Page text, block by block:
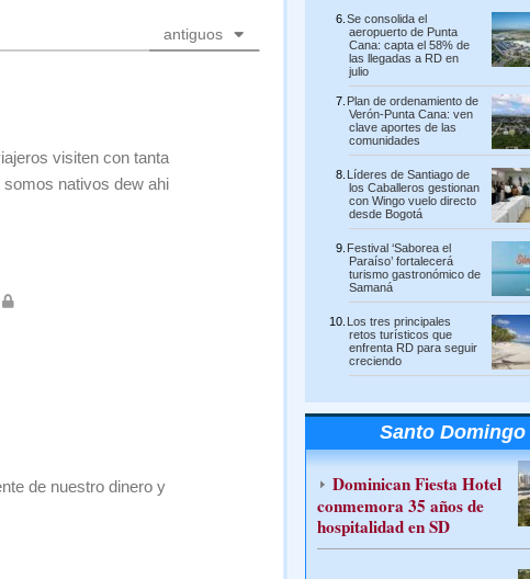
antiguos
visiten con tanta
nativos dew ahi
de nuestro dinero y
Se consolida el
aeropuerto de Punta
Cana: capta el 58% de
las llegadas a RD en
julio
Plan de ordenamiento de
Verón-Punta Cana: ven
clave aportes de las
comunidades
Líderes de Santiago de
los Caballeros gestionan
con Wingo vuelo directo
desde Bogotá
Festival ‘Saborea el
Paraíso’ fortalecerá
turismo gastronómico de
Samaná
Los tres principales
retos turísticos que
enfrenta RD para seguir
creciendo
Santo Domingo
Dominican Fiesta Hotel
conmemora 35 años de
hospitalidad en SD